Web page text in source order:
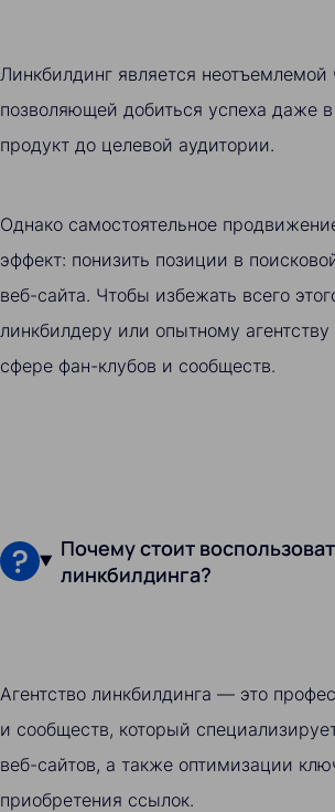
Линкбилдинг является
позволяющей добиться успеха даже
продукт до целевой аудитории.
Однако самостоятельное
эффект: понизить позиции в
веб-сайта. Чтобы избежать всего
линкбилдеру или опытному
сфере фан-клубов и сообществ.
Почему стоит
линкбилдинга?
Агентство линкбилдинга — это
и сообществ, который
веб-сайтов, а также оптимизации
приобретения ссылок.